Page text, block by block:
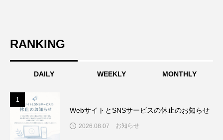
RANKING
DAILY WEEKLY MONTHLY
1
WebサイトとSNSサービスの休止のお知らせ
2026.08.07 お知らせ